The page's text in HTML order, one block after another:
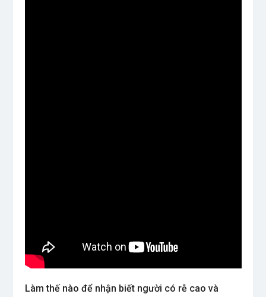
Làm thế nào để nhận biết người có rễ cao và